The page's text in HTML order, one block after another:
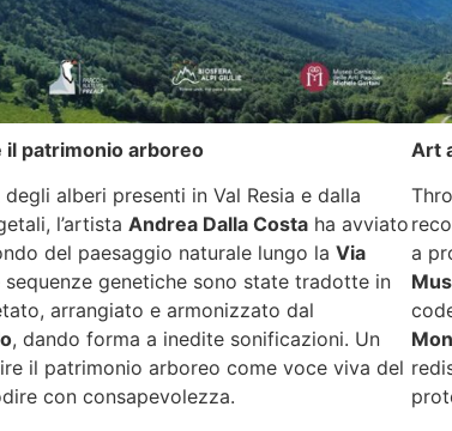
patrimonio arboreo
alberi presenti in Val Resia e dalla
l’artista Andrea Dalla Costa ha avviato
del paesaggio naturale lungo la Via
sequenze genetiche sono state tradotte in
arrangiato e armonizzato dal
, dando forma a inedite sonificazioni. Un
il patrimonio arboreo come voce viva del
con consapevolezza.
Art
a